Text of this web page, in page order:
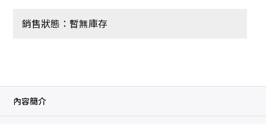
銷售狀態：暫無庫存
內容簡介